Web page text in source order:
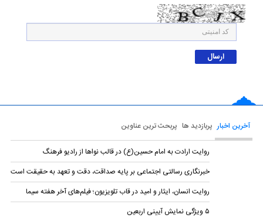
آخرین اخبار پربازدید ها پربحث ترین عناوین
روایت ارادت به امام حسین(ع) در قالب نواها از رادیو فرهنگ
خبرنگاری رسالتی اجتماعی بر پایه صداقت، دقت و تعهد به حقیقت است
روایت انسان، ایثار و امید در قاب تلویزیون؛ فیلم‌های آخر هفته سیما
۵ ویژگی نمایش‌ آیینی اربعین